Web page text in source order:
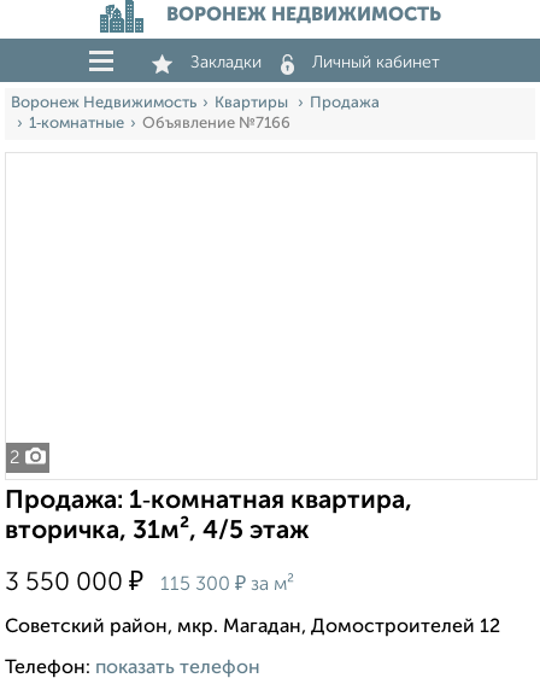
ВОРОНЕЖ НЕДВИЖИМОСТЬ
Закладки Личный кабинет
Воронеж Недвижимость Квартиры
Продажа
1‑комнатные
Объявление №7166
2
Продажа: 1‑комнатная квартира,
вторичка, 31м², 4/5 этаж
3 550 000 ₽ 115 300 ₽ за м²
Советский район, мкр. Магадан, Домостроителей 12
Телефон: показать телефон